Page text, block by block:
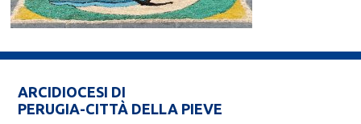
ARCIDIOCESI DI
PERUGIA-CITTÀ DELLA PIEVE